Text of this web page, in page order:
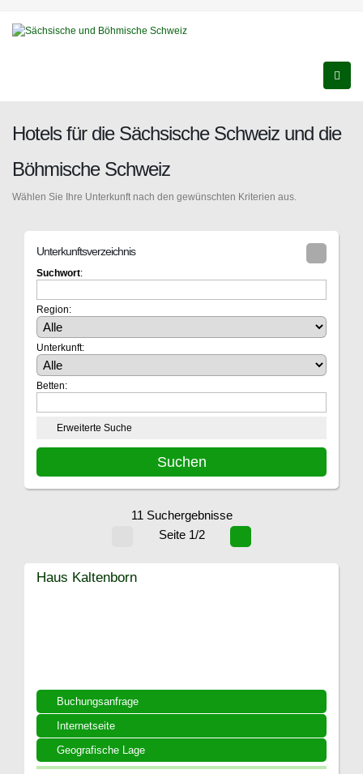
Hotels für die Sächsische Schweiz und die
Böhmische Schweiz
Wählen Sie Ihre Unterkunft nach den gewünschten Kriterien aus.
Unterkunftsverzeichnis
Suchwort:
Region:
Unterkunft:
Betten:
Erweiterte Suche
11 Suchergebnisse
Seite 1/2
Buchungsanfrage
Internetseite
Geografische Lage
Haus Kaltenborn